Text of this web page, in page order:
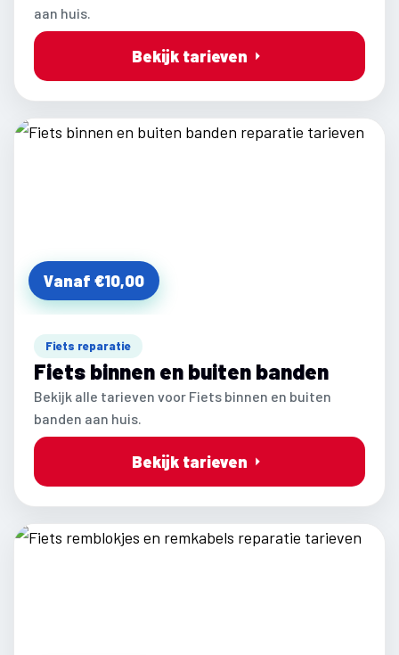
aan huis.
Bekijk tarieven
Vanaf €10,00
Fiets reparatie
Fiets binnen en buiten banden
Bekijk alle tarieven voor Fiets binnen en buiten
banden aan huis.
Bekijk tarieven